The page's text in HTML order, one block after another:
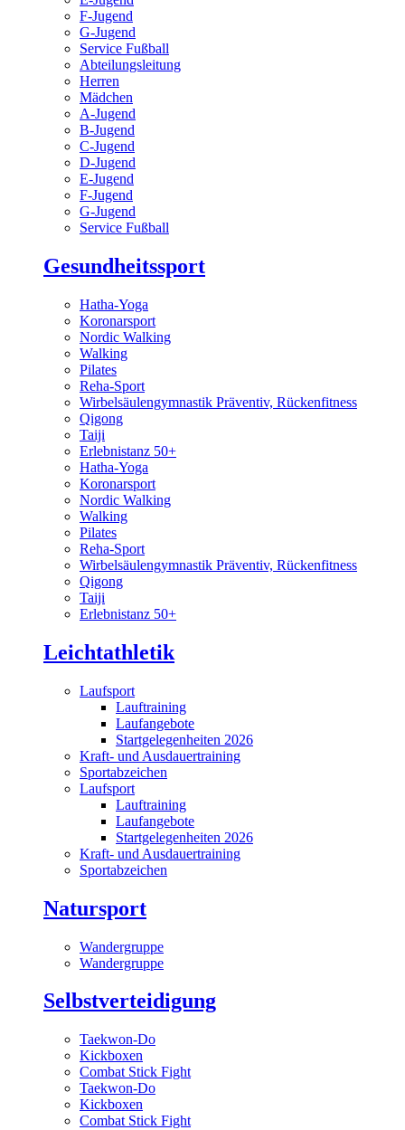
F-Jugend
G-Jugend
Service Fußball
Abteilungsleitung
Herren
Mädchen
A-Jugend
B-Jugend
C-Jugend
D-Jugend
E-Jugend
F-Jugend
G-Jugend
Service Fußball
Gesundheitssport
Hatha-Yoga
Koronarsport
Nordic Walking
Walking
Pilates
Reha-Sport
Wirbelsäulengymnastik Präventiv, Rückenfitness
Qigong
Taiji
Erlebnistanz 50+
Hatha-Yoga
Koronarsport
Nordic Walking
Walking
Pilates
Reha-Sport
Wirbelsäulengymnastik Präventiv, Rückenfitness
Qigong
Taiji
Erlebnistanz 50+
Leichtathletik
Laufsport
Lauftraining
Laufangebote
Startgelegenheiten 2026
Kraft- und Ausdauertraining
Sportabzeichen
Laufsport
Lauftraining
Laufangebote
Startgelegenheiten 2026
Kraft- und Ausdauertraining
Sportabzeichen
Natursport
Wandergruppe
Wandergruppe
Selbstverteidigung
Taekwon-Do
Kickboxen
Combat Stick Fight
Taekwon-Do
Kickboxen
Combat Stick Fight